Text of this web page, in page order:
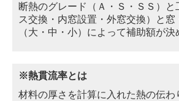
断熱のグレード（Ａ・Ｓ・ＳＳ）と
ス交換・内窓設置・外窓交換）と窓
（大・中・小）によって補助額が決
※熱貫流率とは
材料の厚さを計算に入れた熱の伝わ